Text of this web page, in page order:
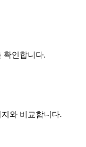
확인합니다.
와 비교합니다.